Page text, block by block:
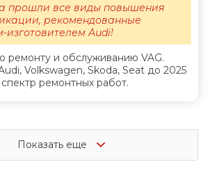
ремонту и обслуживанию VAG.
Volkswagen, Skoda, Seat до 2025
ремонтных работ.
прошли все виды повышения
рекомендованные
изготовителем Audi!
Показать еще